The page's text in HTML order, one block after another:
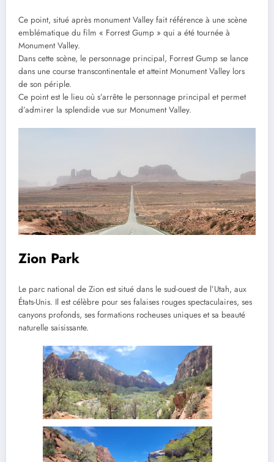
Ce point, situé après monument Valley fait référence à une scène
emblématique du film « Forrest Gump » qui a été tournée à
Monument Valley.
Dans cette scène, le personnage principal, Forrest Gump se lance
dans une course transcontinentale et atteint Monument Valley lors
de son périple.
Ce point est le lieu où s’arrête le personnage principal et permet
d’admirer la splendide vue sur Monument Valley.
Zion Park
Le parc national de Zion est situé dans le sud-ouest de l’Utah, aux
États-Unis. Il est célèbre pour ses falaises rouges spectaculaires, ses
canyons profonds, ses formations rocheuses uniques et sa beauté
naturelle saisissante.